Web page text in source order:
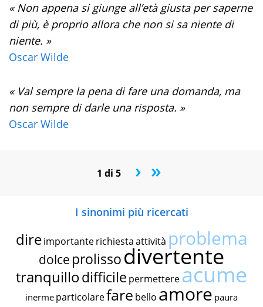
« Non appena si giunge all’età giusta per saperne
di più, è proprio allora che non si sa niente di
niente. »
Oscar Wilde
« Val sempre la pena di fare una domanda, ma
non sempre di darle una risposta. »
Oscar Wilde
1 di 5 › »
I sinonimi più ricercati
dire importante richiestaattività problema
dolce prolissodivertente
tranquillodifficile permettereacume
inerme particolarefare bello amore paura